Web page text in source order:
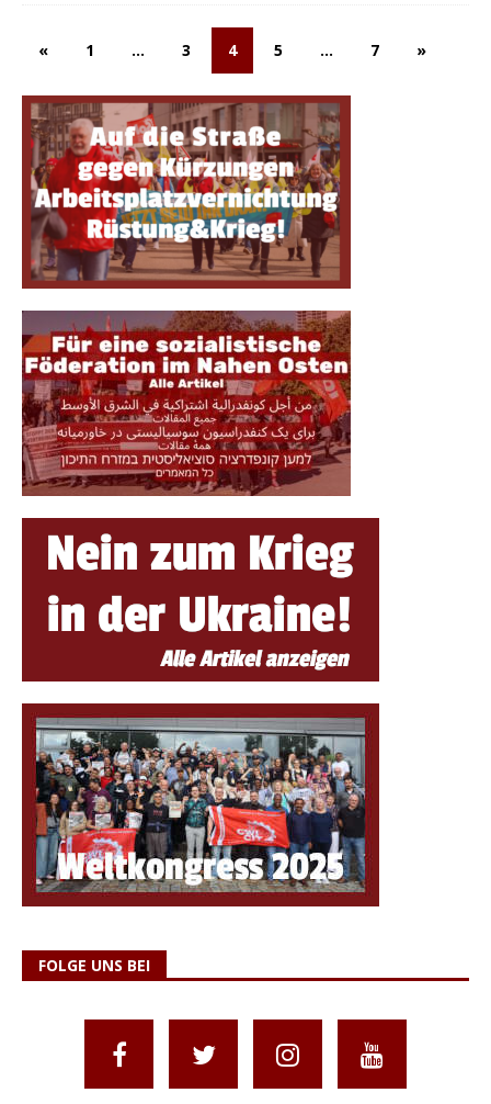
« 1 … 3 4 5 … 7 »
FOLGE UNS BEI